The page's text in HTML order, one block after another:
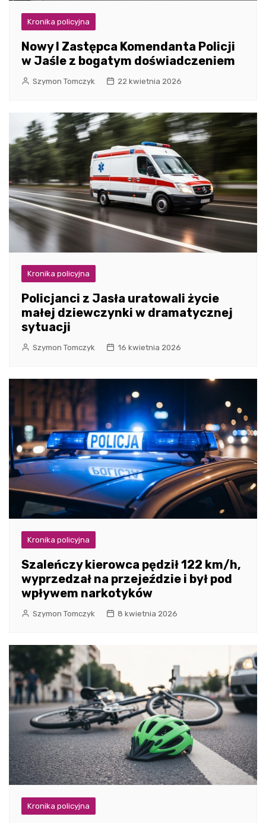
Kronika policyjna
Nowy I Zastępca Komendanta Policji
w Jaśle z bogatym doświadczeniem
Szymon Tomczyk 22 kwietnia 2026
Kronika policyjna
Policjanci z Jasła uratowali życie
małej dziewczynki w dramatycznej
sytuacji
Szymon Tomczyk 16 kwietnia 2026
Kronika policyjna
Szaleńczy kierowca pędził 122 km/h,
wyprzedzał na przejeździe i był pod
wpływem narkotyków
Szymon Tomczyk 8 kwietnia 2026
Kronika policyjna